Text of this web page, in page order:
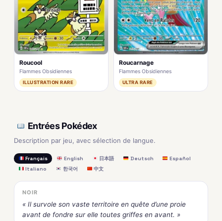
Roucool
Flammes Obsidiennes
ILLUSTRATION RARE
Roucarnage
Flammes Obsidiennes
ULTRA RARE
Entrées Pokédex
Description par jeu, avec sélection de langue.
Français English 日本語 Deutsch
Español
Italiano
한국어 中文
NOIR
« Il survole son vaste territoire en quête d’une proie
avant de fondre sur elle toutes griffes en avant. »